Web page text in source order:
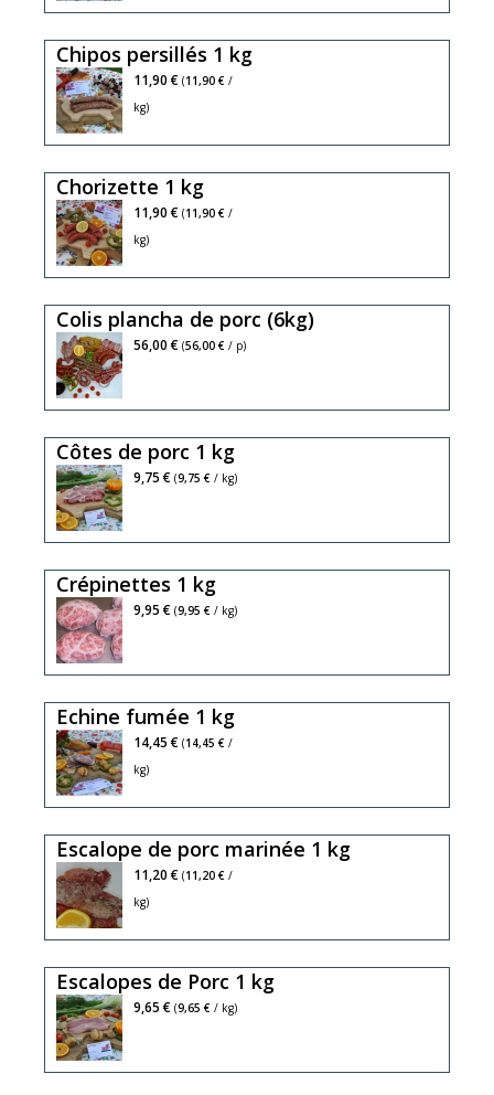
Chipos persillés 1 kg
11,90 € (11,90 € /
kg)
Chorizette 1 kg
11,90 € (11,90 € /
kg)
Colis plancha de porc (6kg)
56,00 € (56,00 € / p)
Côtes de porc 1 kg
9,75 € (9,75 € / kg)
Crépinettes 1 kg
9,95 € (9,95 € / kg)
Echine fumée 1 kg
14,45 € (14,45 € /
kg)
Escalope de porc marinée 1 kg
11,20 € (11,20 € /
kg)
Escalopes de Porc 1 kg
9,65 € (9,65 € / kg)